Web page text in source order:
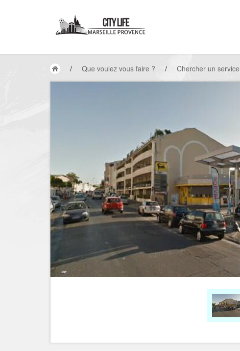
/ Que voulez vous faire ? / Chercher un service